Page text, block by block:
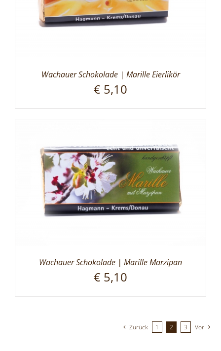
Wachauer Schokolade | Marille Eierlikör
€ 5,10
Wachauer Schokolade | Marille Marzipan
€ 5,10
Zurück 1 2 3 Vor